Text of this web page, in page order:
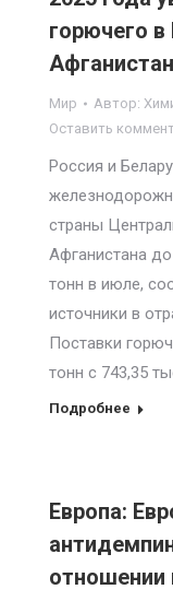
горючего
Афганистан
Мир Автор:
Оставить
Россия и
страны
Афганистана
тонн в июле,
источники в
Поставки
тонн с 743,35
Подробнее
Европа:
отношении